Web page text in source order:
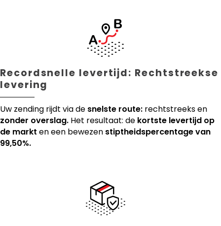
Recordsnelle levertijd: Rechtstreekse
levering
Uw zending rijdt via de snelste route: rechtstreeks en
zonder overslag. Het resultaat: de kortste levertijd op
de markt en een bewezen stiptheidspercentage van
99,50%.